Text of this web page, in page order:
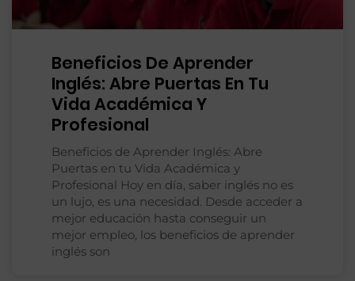
Beneficios De Aprender
Inglés: Abre Puertas En Tu
Vida Académica Y
Profesional
Beneficios de Aprender Inglés: Abre
Puertas en tu Vida Académica y
Profesional Hoy en día, saber inglés no es
un lujo, es una necesidad. Desde acceder a
mejor educación hasta conseguir un
mejor empleo, los beneficios de aprender
inglés son